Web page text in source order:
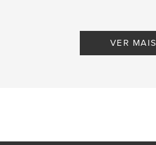
VER MAIS